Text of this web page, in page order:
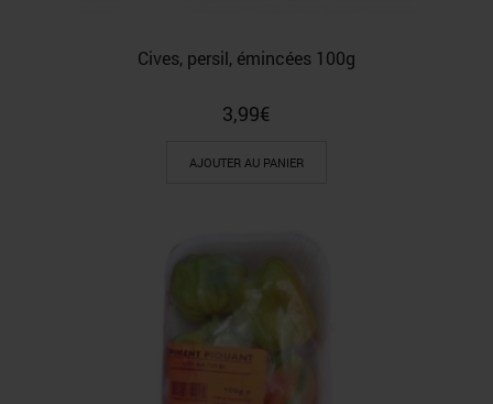
Cives, persil, émincées 100g
3,99€
AJOUTER AU PANIER